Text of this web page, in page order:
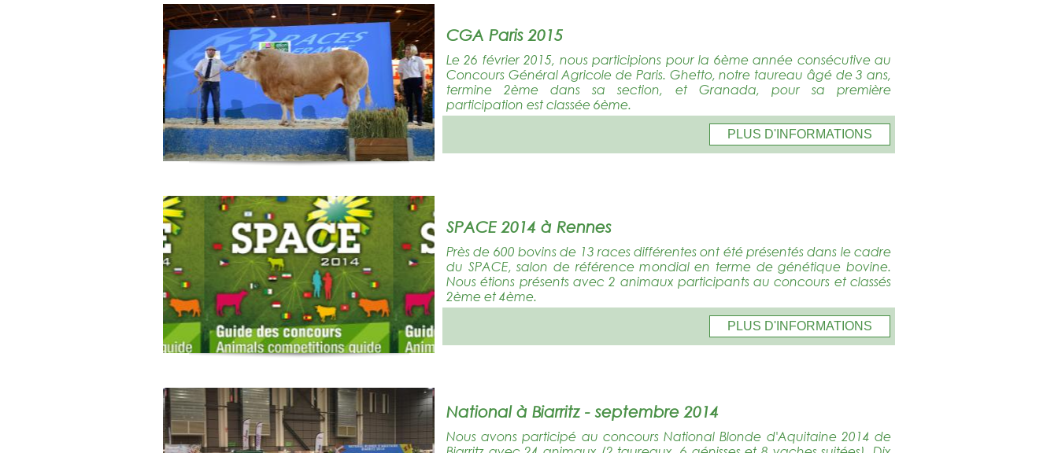
CGA Paris 2015
Le 26 février 2015, nous participions pour la 6ème année consécutive au
Concours Général Agricole de Paris. Ghetto, notre taureau âgé de 3 ans,
termine 2ème dans sa section, et Granada, pour sa première
participation est classée 6ème.
PLUS D'INFORMATIONS
SPACE 2014 à Rennes
Près de 600 bovins de 13 races différentes ont été présentés dans le cadre
du SPACE, salon de référence mondial en terme de génétique bovine.
Nous étions présents avec 2 animaux participants au concours et classés
2ème et 4ème.
PLUS D'INFORMATIONS
National à Biarritz - septembre 2014
Nous avons participé au concours National Blonde d'Aquitaine 2014 de